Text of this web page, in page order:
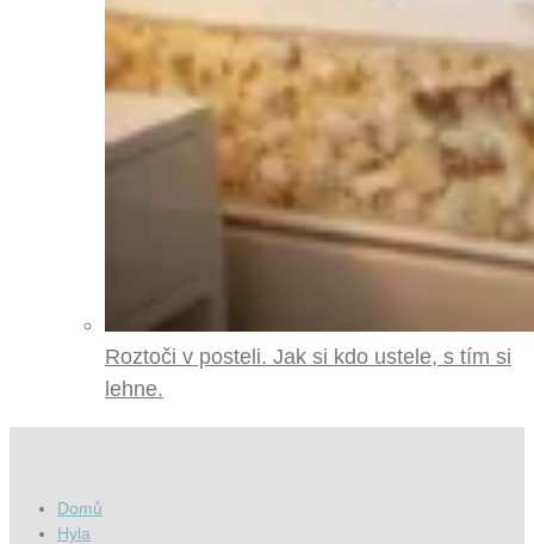
Roztoči v posteli. Jak si kdo ustele, s tím si
lehne.
Domů
Hyla